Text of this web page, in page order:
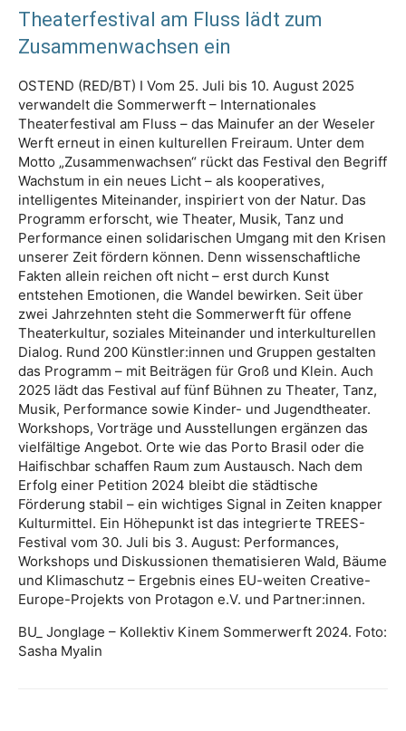
Theaterfestival am Fluss lädt zum
Zusammenwachsen ein
OSTEND (RED/BT) I Vom 25. Juli bis 10. August 2025
verwandelt die Sommerwerft – Internationales
Theaterfestival am Fluss – das Mainufer an der Weseler
Werft erneut in einen kulturellen Freiraum. Unter dem
Motto „Zusammenwachsen“ rückt das Festival den Begriff
Wachstum in ein neues Licht – als kooperatives,
intelligentes Miteinander, inspiriert von der Natur. Das
Programm erforscht, wie Theater, Musik, Tanz und
Performance einen solidarischen Umgang mit den Krisen
unserer Zeit fördern können. Denn wissenschaftliche
Fakten allein reichen oft nicht – erst durch Kunst
entstehen Emotionen, die Wandel bewirken. Seit über
zwei Jahrzehnten steht die Sommerwerft für offene
Theaterkultur, soziales Miteinander und interkulturellen
Dialog. Rund 200 Künstler:innen und Gruppen gestalten
das Programm – mit Beiträgen für Groß und Klein. Auch
2025 lädt das Festival auf fünf Bühnen zu Theater, Tanz,
Musik, Performance sowie Kinder- und Jugendtheater.
Workshops, Vorträge und Ausstellungen ergänzen das
vielfältige Angebot. Orte wie das Porto Brasil oder die
Haifischbar schaffen Raum zum Austausch. Nach dem
Erfolg einer Petition 2024 bleibt die städtische
Förderung stabil – ein wichtiges Signal in Zeiten knapper
Kulturmittel. Ein Höhepunkt ist das integrierte TREES-
Festival vom 30. Juli bis 3. August: Performances,
Workshops und Diskussionen thematisieren Wald, Bäume
und Klimaschutz – Ergebnis eines EU-weiten Creative-
Europe-Projekts von Protagon e.V. und Partner:innen.
BU_ Jonglage – Kollektiv Kinem Sommerwerft 2024. Foto:
Sasha Myalin